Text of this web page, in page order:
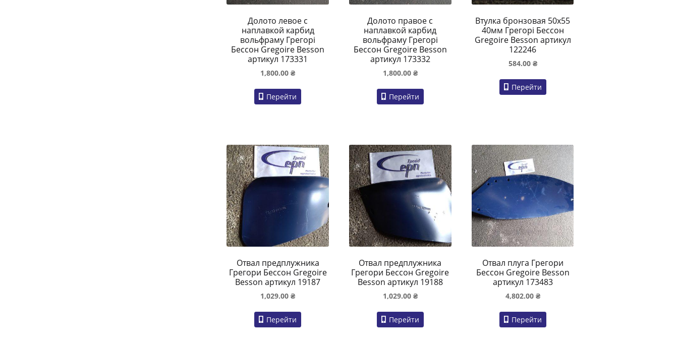
Долото левое с
наплавкой карбид
вольфраму Грегорі
Бессон Gregoire Besson
артикул 173331
1,800.00₴
Перейти
Долото правое с
наплавкой карбид
вольфраму Грегорі
Бессон Gregoire Besson
артикул 173332
1,800.00 ₴
Перейти
Втулка бронзовая 50х55
40мм Грегорі Бессон
Gregoire Besson артикул
122246
584.00 ₴
Перейти
Отвал предплужника
Грегори Бессон Gregoire
Besson артикул 19187
1,029.00₴
Перейти
Отвал предплужника
Грегори Бессон Gregoire
Besson артикул 19188
1,029.00 ₴
Перейти
Отвал плуга Грегори
Бессон Gregoire Besson
артикул 173483
4,802.00 ₴
Перейти